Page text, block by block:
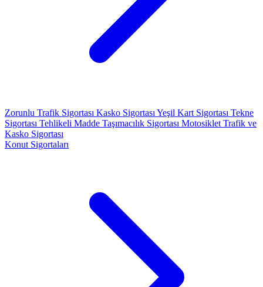
Zorunlu Trafik Sigortası Kasko Sigortası Yeşil Kart Sigortası Tekne
Sigortası Tehlikeli Madde Taşımacılık Sigortası Motosiklet Trafik ve
Kasko Sigortası
Konut Sigortaları